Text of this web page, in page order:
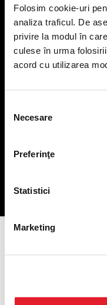
Folosim cookie-uri
analiza traficul. De
privire la modul în
culese în urma
acord cu utilizarea
consimțământului
Necesare
Preferinţe
Statistici
Marketing
Puncte de lucru
Autorizații și avize